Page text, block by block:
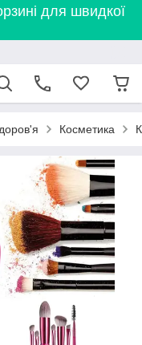
для швидкої
Косметика